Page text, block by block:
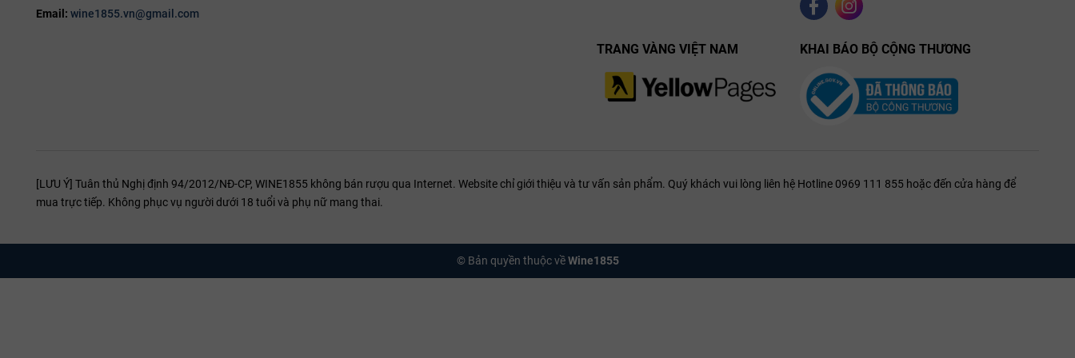
Email: wine1855.vn@gmail.com
TRANG VÀNG VIỆT NAM KHAI BÁO BỘ CỘNG THƯƠNG
[LƯU Ý] Tuân thủ Nghị định 94/2012/NĐ-CP, WINE1855 không bán rượu qua Internet. Website chỉ giới thiệu và tư vấn sản phẩm. Quý khách vui lòng liên hệ Hotline 0969 111 855 hoặc đến cửa hàng để
mua trực tiếp. Không phục vụ người dưới 18 tuổi và phụ nữ mang thai.
© Bản quyền thuộc vềWine1855